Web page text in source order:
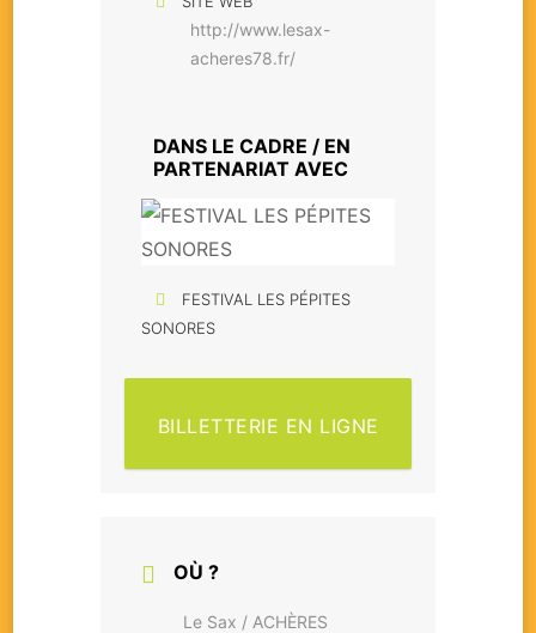
http://www.lesax-
acheres78.fr/
DANS LE CADRE / EN
PARTENARIAT AVEC
FESTIVAL LES PÉPITES
SONORES
BILLETTERIE EN LIGNE
OÙ ?
Le Sax / ACHÈRES